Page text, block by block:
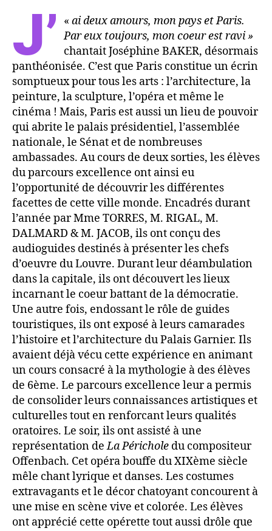
«
J’
ai deux amours, mon pays et Paris.
Par eux toujours, mon coeur est ravi »
chantait Joséphine BAKER, désormais
panthéonisée. C’est que Paris constitue un écrin
somptueux pour tous les arts : l’architecture, la
peinture, la sculpture, l’opéra et même le
cinéma ! Mais, Paris est aussi un lieu de pouvoir
qui abrite le palais présidentiel, l’assemblée
nationale, le Sénat et de nombreuses
ambassades. Au cours de deux sorties, les élèves
du parcours excellence ont ainsi eu
l’opportunité de découvrir les différentes
facettes de cette ville monde. Encadrés durant
l’année par Mme TORRES, M. RIGAL, M.
DALMARD & M. JACOB, ils ont conçu des
audioguides destinés à présenter les chefs
d’oeuvre du Louvre. Durant leur déambulation
dans la capitale, ils ont découvert les lieux
incarnant le coeur battant de la démocratie.
Une autre fois, endossant le rôle de guides
touristiques, ils ont exposé à leurs camarades
l’histoire et l’architecture du Palais Garnier. Ils
avaient déjà vécu cette expérience en animant
un cours consacré à la mythologie à des élèves
de 6ème. Le parcours excellence leur a permis
de consolider leurs connaissances artistiques et
culturelles tout en renforcant leurs qualités
oratoires. Le soir, ils ont assisté à une
représentation deLa Périchole du compositeur
Offenbach. Cet opéra bouffe du XIXème siècle
mêle chant lyrique et danses. Les costumes
extravagants et le décor chatoyant concourent à
une mise en scène vive et colorée. Les élèves
ont apprécié cette opérette tout aussi drôle que